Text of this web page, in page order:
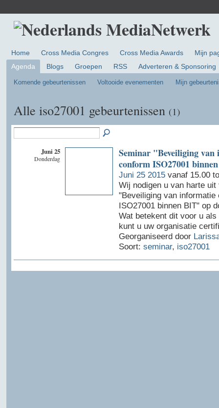
Home Cross Media Congres Cross Media Awards
Mijn
Agenda
Blogs Groepen RSS Adverteren & Sponsoring
Komende gebeurtenissen Voltooide evenementen Mijn
Alle iso27001 gebeurtenissen (1)
Juni 25
Donderdag
Seminar "Beveiliging van
conform ISO27001
Juni 25 2015vanaf 15.00
Wij nodigen u van harte
"Beveiliging van informatie
ISO27001 binnen BIT" op
Wat betekent dit voor u als
kunt u uw organisatie
Georganiseerd door
Soort: seminar, iso27001